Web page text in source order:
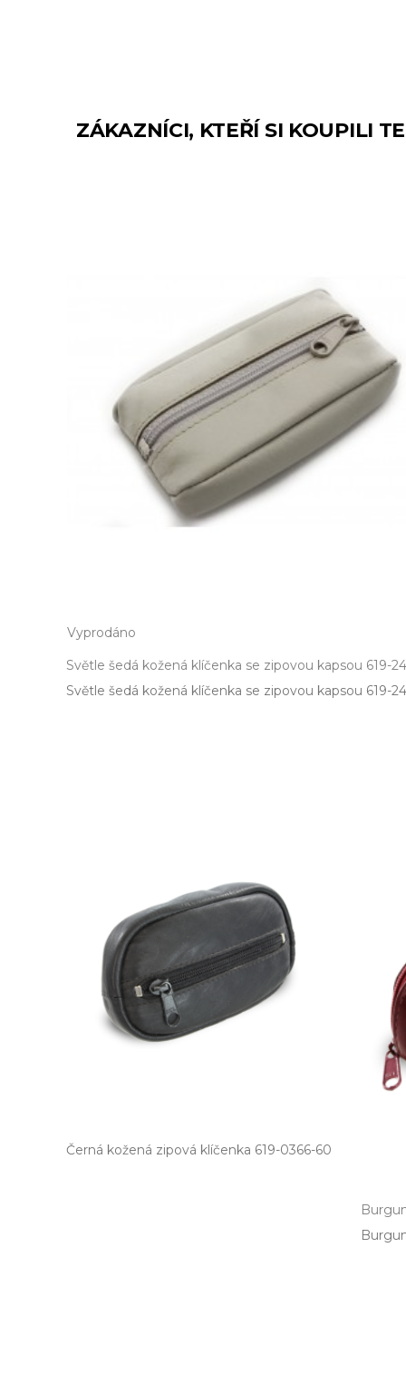
ZÁKAZNÍCI, KTEŘÍ SI KOUPILI
Vyprodáno
Světle šedá kožená klíčenka se zipovou kapsou 619-
Světle šedá kožená klíčenka se zipovou kapsou 619­-
Černá kožená zipová klíčenka 619­-0366­-60